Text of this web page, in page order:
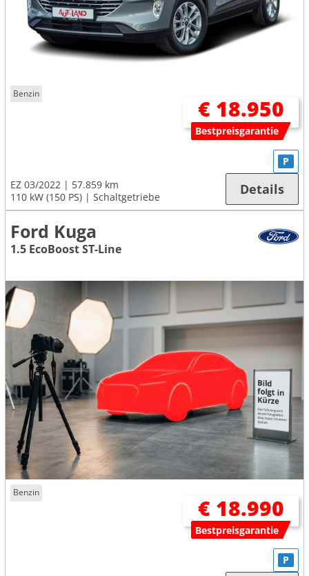
Benzin
€ 18.950
Bestpreisgarantie
EZ 03/2022
57.859 km
110 kW (150 PS)
Schaltgetriebe
P
Details
Ford Kuga
1.5 EcoBoost ST-Line
Benzin
€ 18.990
Bestpreisgarantie
P